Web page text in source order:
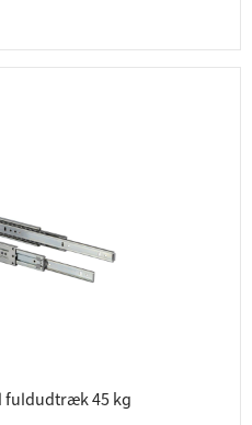
fuldudtræk 45 kg